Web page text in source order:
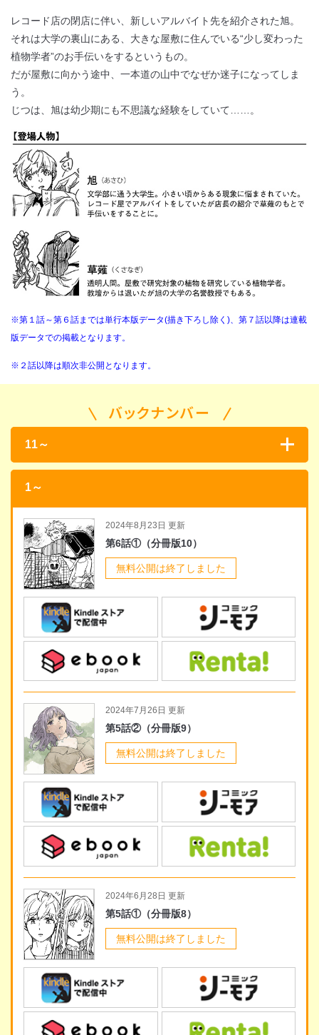
レコード店の閉店に伴い、新しいアルバイト先を紹介された旭。
それは大学の裏山にある、大きな屋敷に住んでいる“少し変わった
植物学者”のお手伝いをするというもの。
だが屋敷に向かう途中、一本道の山中でなぜか迷子になってしま
う。
じつは、旭は幼少期にも不思議な経験をしていて……。
※第１話～第６話までは単行本版データ(描き下ろし除く)、第７話以降は連載
版データでの掲載となります。
※２話以降は順次非公開となります。
バックナンバー
1～
2024年6月28日 更新
第5話①（分冊版8）
無料公開は終了しました
2024年7月26日 更新
第5話②（分冊版9）
無料公開は終了しました
2024年8月23日 更新
第6話①（分冊版10）
無料公開は終了しました
11～